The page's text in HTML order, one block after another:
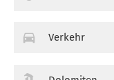
Verkehr